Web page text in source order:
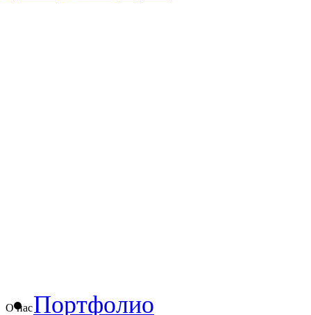
О насПортфолио